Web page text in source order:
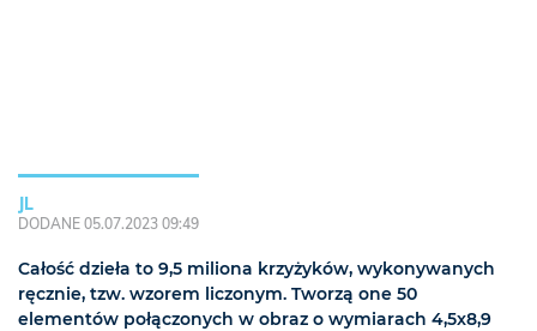
JL
DODANE 05.07.2023 09:49
Całość dzieła to 9,5 miliona krzyżyków, wykonywanych
ręcznie, tzw. wzorem liczonym. Tworzą one 50
elementów połączonych w obraz o wymiarach 4,5x8,9